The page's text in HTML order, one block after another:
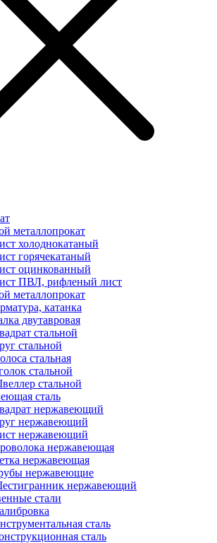
металлопрокат
холоднокатаный
горячекатаный
оцинкованный
ПВЛ, рифленый лист
металлопрокат
катанка
двутавровая
стальной
стальной
стальная
стальной
стальной
сталь
нержавеющий
нержавеющий
нержавеющий
нержавеющая
нержавеющая
нержавеющие
нержавеющий
стали
сталь
сталь